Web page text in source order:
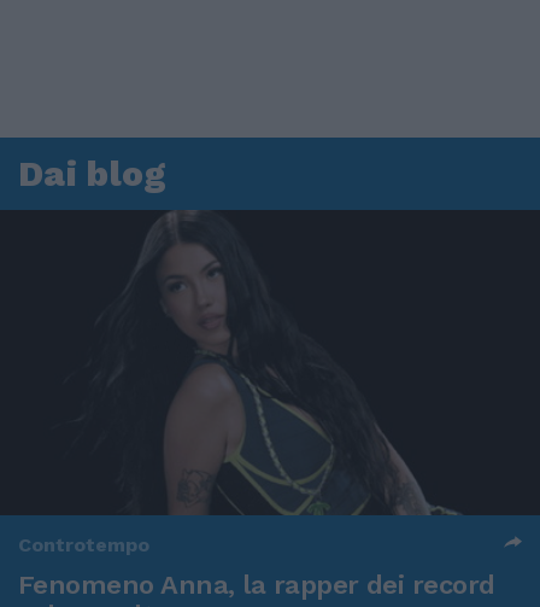
Dai blog
Controtempo
Fenomeno Anna, la rapper dei record